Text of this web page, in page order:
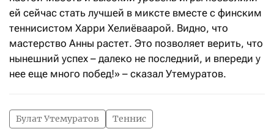
ей сейчас стать лучшей в миксте вместе с финским
теннисистом Харри Хелиёваарой. Видно, что
мастерство Анны растет. Это позволяет верить, что
нынешний успех – далеко не последний, и впереди у
нее еще много побед!» – сказал Утемуратов.
Булат Утемуратов Теннис